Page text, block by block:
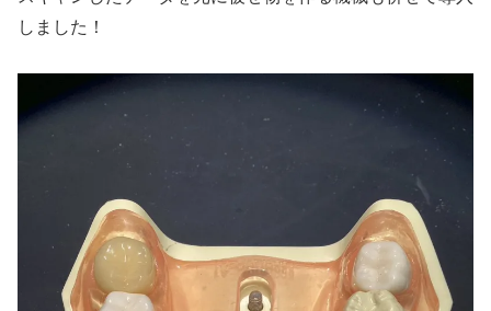
しました！